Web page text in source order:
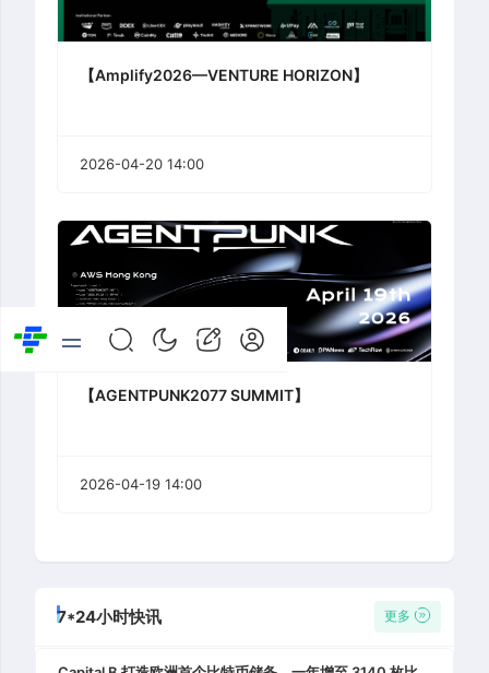
【Amplify2026—VENTURE HORIZON】
2026-04-20 14:00
【AGENTPUNK2077 SUMMIT】
2026-04-19 14:00
7*24小时快讯 更多